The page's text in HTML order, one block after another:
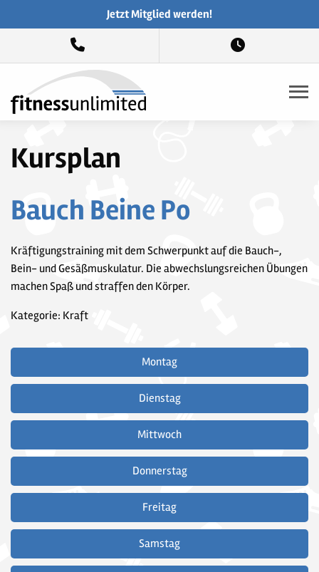
Jetzt Mitglied werden!
Kursplan
Bauch Beine Po
Kräftigungstraining mit dem Schwerpunkt auf die Bauch-,
Bein- und Gesäßmuskulatur. Die abwechslungsreichen Übungen
machen Spaß und straffen den Körper.
Kategorie: Kraft
Montag
Dienstag
Mittwoch
Donnerstag
Freitag
Samstag